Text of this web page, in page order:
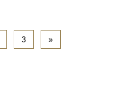
3 »